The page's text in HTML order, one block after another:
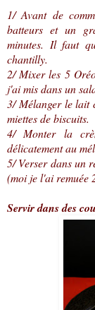
1/ Avant de
batteurs et un
minutes. Il faut
chantilly.
2/ Mixer les 5
j'ai mis dans un
3/ Mélanger le lait
miettes de biscuits.
4/ Monter la
délicatement au
5/ Verser dans un
(moi je l'ai remuée
Servir dans des